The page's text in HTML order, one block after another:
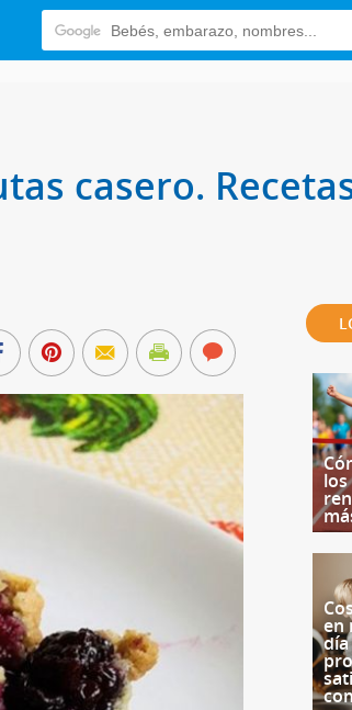
casero.
en